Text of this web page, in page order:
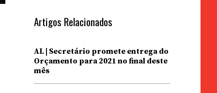
Artigos Relacionados
AL | Secretário promete entrega do
Orçamento para 2021 no final deste
mês